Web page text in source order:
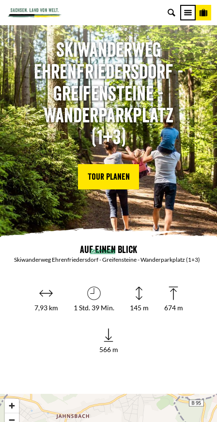
Skiwanderweg
Ehrenfriedersdorf -
Greifensteine -
Wanderparkplatz
(1+3)
Tour planen
Startseite
Skiwanderweg Ehrenfriedersdorf - Greifensteine - Wanderparkplatz (1+3)
Auf einen Blick
7,93 km 1 Std. 39 Min. 145 m 674 m
566 m